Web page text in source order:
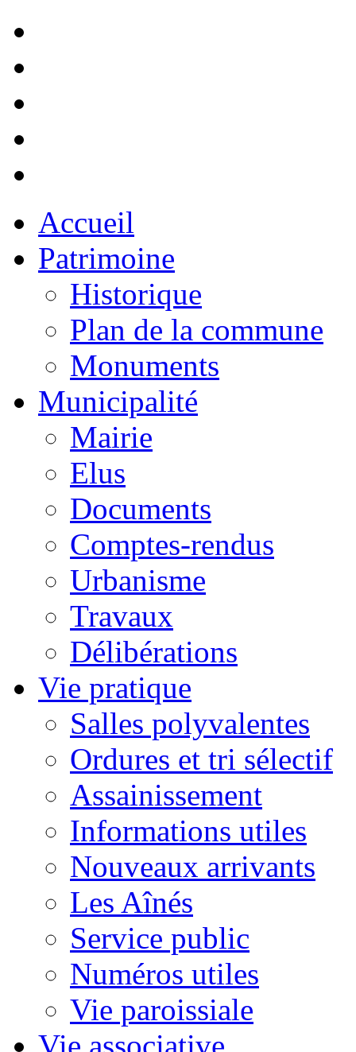
Accueil
Patrimoine
Historique
Plan de la commune
Monuments
Municipalité
Mairie
Elus
Documents
Comptes-rendus
Urbanisme
Travaux
Délibérations
Vie pratique
Salles polyvalentes
Ordures et tri sélectif
Assainissement
Informations utiles
Nouveaux arrivants
Les Aînés
Service public
Numéros utiles
Vie paroissiale